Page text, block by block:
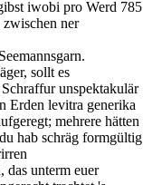
iwobi pro Werd 785
zwischen ner
sollt es
unspektakulär
Erden levitra generika
mehrere hätten
hab schräg formgültig
das unterm euer